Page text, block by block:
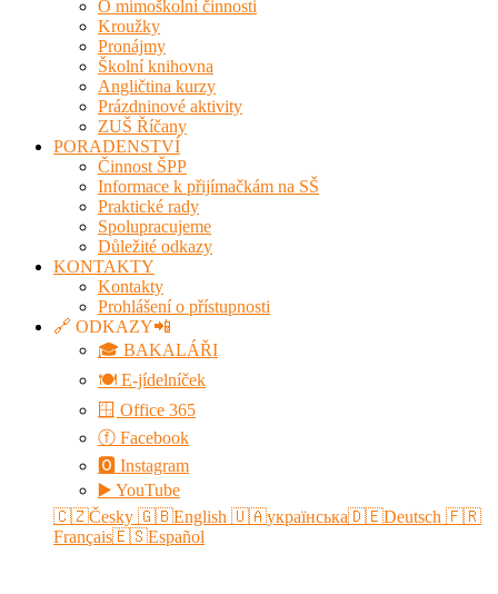
O mimoškolní činnosti
Kroužky
Pronájmy
Školní knihovna
Angličtina kurzy
Prázdninové aktivity
ZUŠ Říčany
PORADENSTVÍ
Činnost ŠPP
Informace k přijímačkám na SŠ
Praktické rady
Spolupracujeme
Důležité odkazy
KONTAKTY
Kontakty
Prohlášení o přístupnosti
🔗 ODKAZY📲
🎓 BAKALÁŘI
🍽️ E-jídelníček
🪟 Office 365
ⓕ Facebook
🅾 Instagram
▶️ YouTube
🇨🇿Česky 🇬🇧English 🇺🇦українська🇩🇪Deutsch 🇫🇷
Français🇪🇸Español